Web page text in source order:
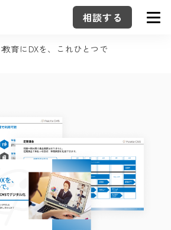
相談する
教育にDXを、これひとつで